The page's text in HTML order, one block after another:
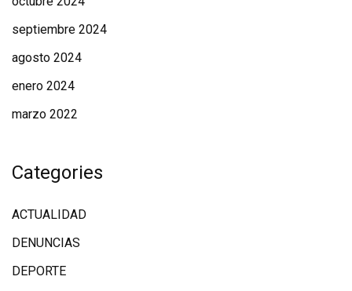
septiembre 2024
agosto 2024
enero 2024
marzo 2022
Categories
ACTUALIDAD
DENUNCIAS
DEPORTE